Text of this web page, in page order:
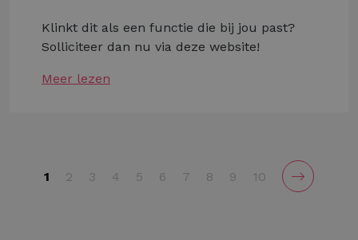
Klinkt dit als een functie die bij jou past?
Solliciteer dan nu via deze website!
Meer lezen
1 2 3 4 5 6 7 8 9 10